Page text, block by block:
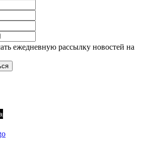
ежедневную рассылку новостей на